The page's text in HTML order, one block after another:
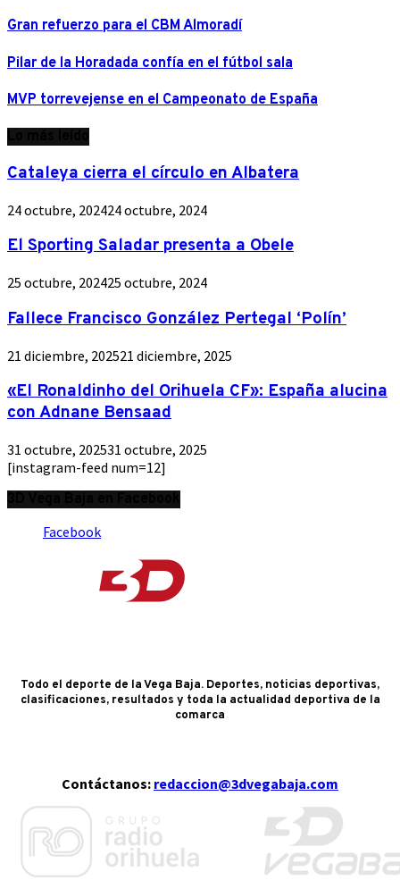
Gran refuerzo para el CBM Almoradí
Pilar de la Horadada confía en el fútbol sala
MVP torrevejense en el Campeonato de España
Cataleya cierra el círculo en Albatera
24 octubre, 202424 octubre, 2024
El Sporting Saladar presenta a Obele
25 octubre, 202425 octubre, 2024
Fallece Francisco González Pertegal ‘Polín’
21 diciembre, 202521 diciembre, 2025
«El Ronaldinho del Orihuela CF»: España alucina
con Adnane Bensaad
31 octubre, 202531 octubre, 2025
[instagram-feed num=12]
Facebook
Todo el deporte de la Vega Baja. Deportes, noticias deportivas,
clasificaciones, resultados y toda la actualidad deportiva de la
comarca
Contáctanos: redaccion@3dvegabaja.com